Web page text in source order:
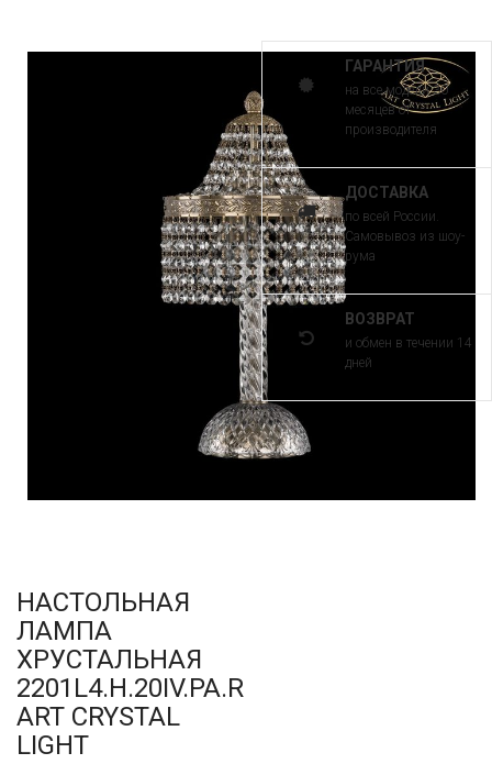
НАСТОЛЬНАЯ
ЛАМПА
ХРУСТАЛЬНАЯ
2201L4.H.20IV.PA.R
ART CRYSTAL
LIGHT
ГАРАНТИЯ
на все модели 30
месяцев от
производителя
ДОСТАВКА
по всей России.
Самовывоз из шоу-
рума
ВОЗВРАТ
и обмен в течении 14
дней